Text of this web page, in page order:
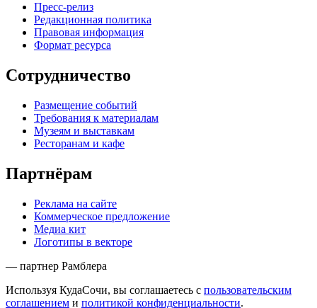
Пресс-релиз
Редакционная политика
Правовая информация
Формат ресурса
Сотрудничество
Размещение событий
Требования к материалам
Музеям и выставкам
Ресторанам и кафе
Партнёрам
Реклама на сайте
Коммерческое предложение
Медиа кит
Логотипы в векторе
— партнер Рамблера
Используя КудаСочи, вы соглашаетесь с пользовательским
соглашением и политикой конфиденциальности.